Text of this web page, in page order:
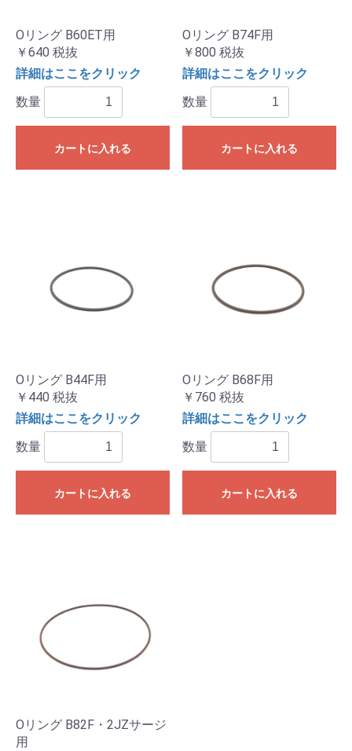
Oリング B60ET用
￥640 税抜
詳細はここをクリック
数量
カートに入れる
Oリング B74F用
￥800 税抜
詳細はここをクリック
数量
カートに入れる
Oリング B44F用
￥440 税抜
詳細はここをクリック
数量
カートに入れる
Oリング B68F用
￥760 税抜
詳細はここをクリック
数量
カートに入れる
Oリング B82F・2JZサージ
用